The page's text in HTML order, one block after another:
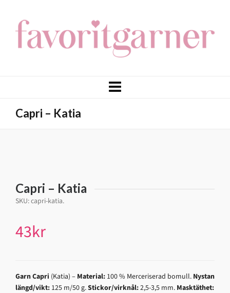
Capri – Katia
Capri – Katia
SKU:capri-katia.
43kr
Garn Capri (Katia) – Material: 100 % Merceriserad bomull. Nystan
längd/vikt: 125 m/50 g.Stickor/virknål:2,5-3,5 mm. Masktäthet: